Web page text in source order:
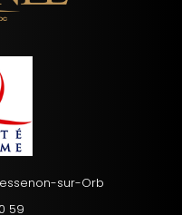
sur-Orb
59